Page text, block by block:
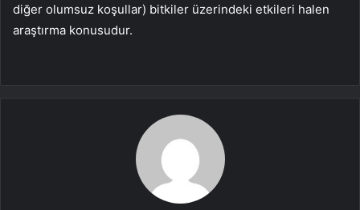
diğer olumsuz koşullar) bitkiler üzerindeki etkileri halen
araştırma konusudur.